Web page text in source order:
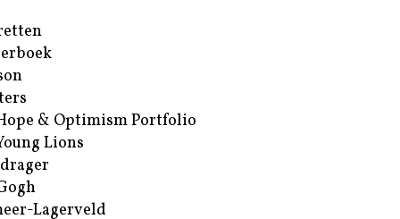
& Optimism Portfolio
Lions
Lagerveld